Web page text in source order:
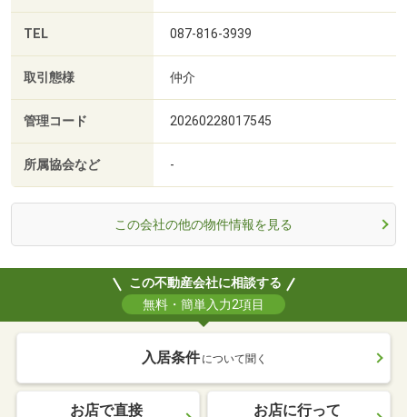
TEL 087-816-3939
取引態様 仲介
管理コード 20260228017545
所属協会など -
この会社の他の物件情報を見る
この不動産会社に相談する
無料・簡単入力2項目
入居条件 について聞く
お店で直接 お店に行って